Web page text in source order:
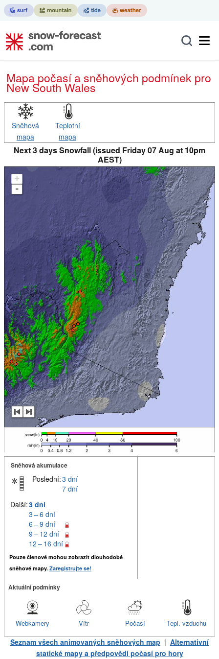
Mapa počasí a sněhových podmínek pro
New South Wales
Sněhová
mapa
Teplotní
mapa
Next 3 days Snowfall (issued Friday 07 Aug at 10pm
AEST)
+
-
Sněhová akumulace
Poslední:3 dní
7 dní
Další:3 dní
3 – 6 dní
6 – 9 dní
9 – 12 dní
12 – 16 dní
Pouze členové mohou zobrazit dlouhodobé
sněhové mapy. Zaregistrujte se!
Aktuální podmínky
Tepl. vzduchu
Počasí
Vítr
Webkamery
Seznam všech animovaných sněhových map | Alternativní
statické mapy a předpovědi počasí pro hory